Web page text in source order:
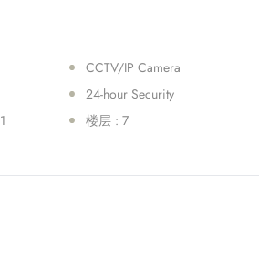
CCTV/IP Camera
24-hour Security
楼层 : 7